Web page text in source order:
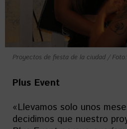
Proyectos de fiesta de la ciudad /
Plus Event
«Llevamos solo unos
decidimos que nuestro